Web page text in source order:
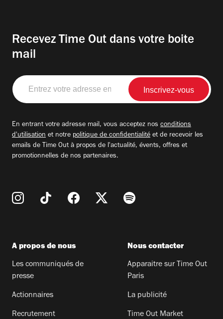
Recevez Time Out dans votre boite
mail
Entrez
votre
adresse
En entrant votre adresse mail, vous acceptez nos conditions
d'utilisation et notre politique de confidentialité et de recevoir les
emails de Time Out à propos de l'actualité, évents, offres et
promotionnelles de nos partenaires.
A propos de nous
Les communiqués de
presse
Actionnaires
Recrutement
Nous contacter
Apparaitre sur Time Out
Paris
La publicité
Time Out Market